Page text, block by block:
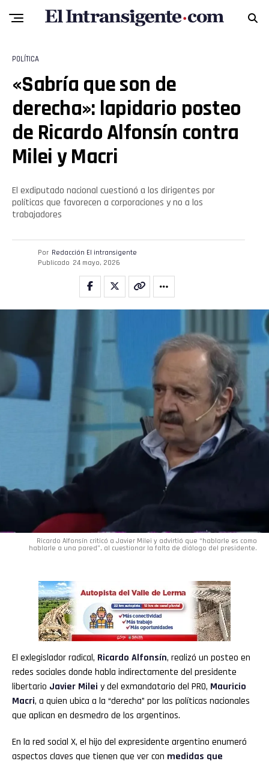
POLÍTICA
«Sabría que son de
derecha»: lapidario posteo
de Ricardo Alfonsín contra
Milei y Macri
El exdiputado nacional cuestionó a los dirigentes por
políticas que favorecen a corporaciones y no a los
trabajadores
Por Redacción El intransigente
Publicado 24 mayo, 2026
Ricardo Alfonsín criticó a Javier Milei y advirtió que “hablarle es como
hablarle a una pared”, al cuestionar la falta de diálogo del presidente.
El exlegislador radical, Ricardo Alfonsín, realizó un posteo en
redes sociales donde habla indirectamente del presidente
libertario Javier Milei y del exmandatario del PRO, Mauricio
Macri, a quien ubica a la “derecha” por las políticas nacionales
que aplican en desmedro de los argentinos.
En la red social X, el hijo del expresidente argentino enumeró
aspectos claves que tienen que ver con medidas que